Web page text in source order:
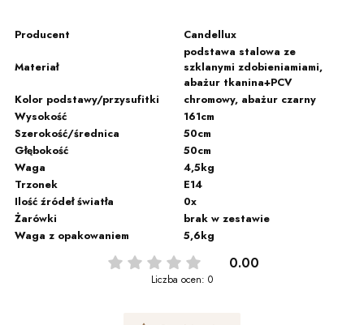
Producent Candellux
Materiał
podstawa stalowa ze
szklanymi zdobieniamiami,
abażur tkanina+PCV
Kolor podstawy/przysufitki
chromowy, abażur czarny
Wysokość
161cm
Szerokość/średnica
50cm
Głębokość
50cm
Waga
4,5kg
Trzonek
E14
Ilość źródeł światła
0x
Żarówki
brak w zestawie
Waga z opakowaniem
5,6kg
0.00
Liczba ocen: 0